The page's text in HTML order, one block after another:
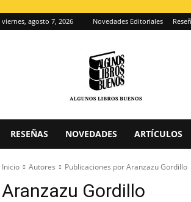
viernes, agosto 7, 2026 Novedades Editoriales
de
reseñas
RESEÑAS NOVEDADES ARTÍCULOS
Inicio Autores Publicaciones por Aranzazu Gordillo
Aranzazu Gordillo